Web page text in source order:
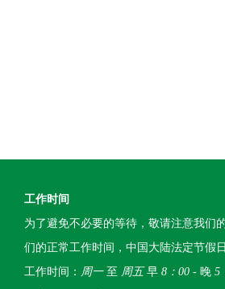
工作时间
为了避免不必要的等待，敬请注意我们
们的正常工作时间，中国大陆法定节假日
工作时间： 周一至 周五早 8：00 - 晚 5